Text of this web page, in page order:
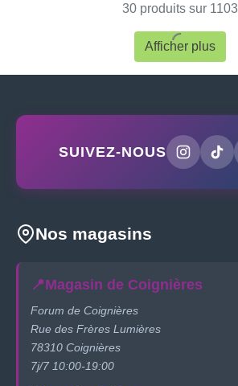
30 produits sur 1103
Afficher plus
SUIVEZ-NOUS
Nos magasins
📍Magasin de Coignières
Forum de Coignières
Rue des Frères Lumières
78310 Coignières
7j/7 10:00-19:00